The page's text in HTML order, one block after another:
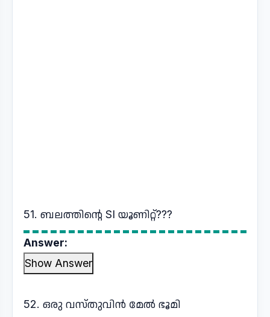
51. ബലത്തിന്റെ SI യൂണിറ്റ്???
Answer:
Show Answer
52. ഒരു വസ്തുവിൻ മേൽ ഭൂമി